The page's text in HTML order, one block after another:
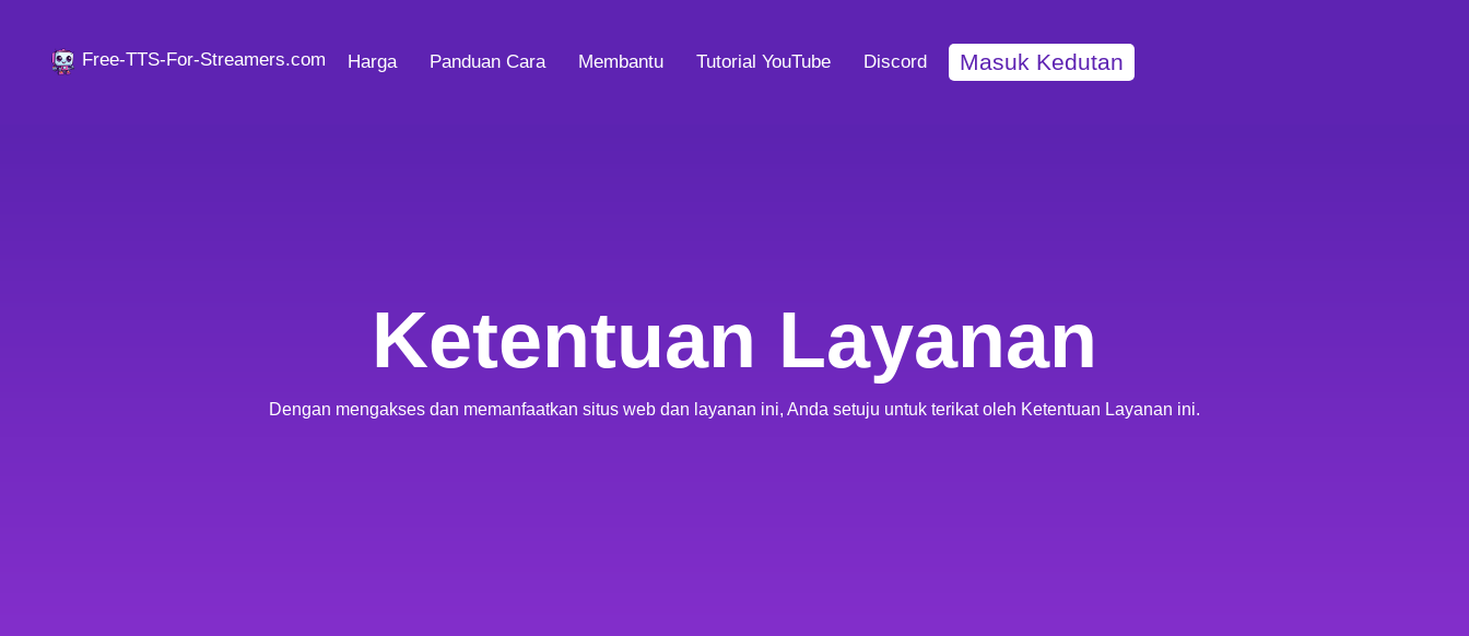
Free-TTS-For-Streamers.com Harga Panduan Cara Membantu Tutorial YouTube Discord Masuk Kedutan
Ketentuan Layanan
Dengan mengakses dan memanfaatkan situs web dan layanan ini, Anda setuju untuk terikat oleh Ketentuan Layanan ini.